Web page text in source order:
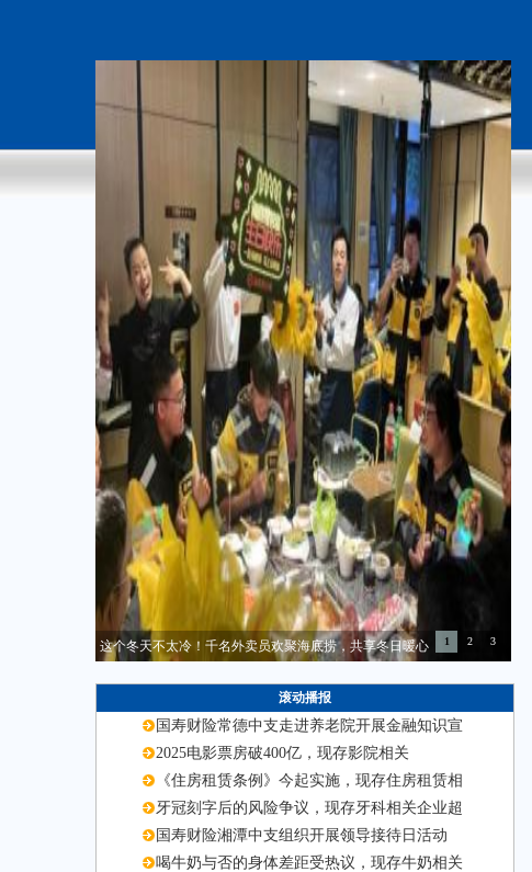
这个冬天不太冷！千名外卖员欢聚海底捞，共享冬日暖心 1 2 3
滚动播报
国寿财险常德中支走进养老院开展金融知识宣
2025电影票房破400亿，现存影院相关
《住房租赁条例》今起实施，现存住房租赁相
牙冠刻字后的风险争议，现存牙科相关企业超
国寿财险湘潭中支组织开展领导接待日活动
喝牛奶与否的身体差距受热议，现存牛奶相关